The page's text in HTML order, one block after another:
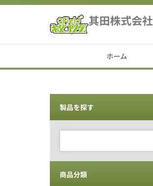
其田株式会社
ホーム
製品を探す
商品分類